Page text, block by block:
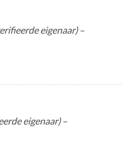
eigenaar) –
eigenaar) –